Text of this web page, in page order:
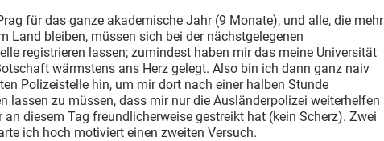
für das ganze akademische Jahr (9 Monate), und alle, die mehr
Land bleiben, müssen sich bei der nächstgelegenen
registrieren lassen; zumindest haben mir das meine Universität
wärmstens ans Herz gelegt. Also bin ich dann ganz naiv
Polizeistelle hin, um mir dort nach einer halben Stunde
lassen zu müssen, dass mir nur die Ausländerpolizei weiterhelfen
an diesem Tag freundlicherweise gestreikt hat (kein Scherz). Zwei
ich hoch motiviert einen zweiten Versuch.